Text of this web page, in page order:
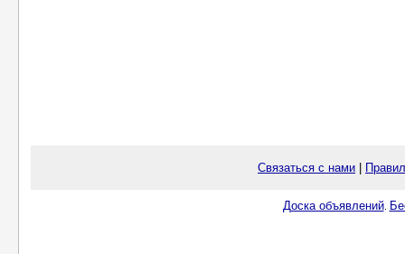
Связаться с нами
Доска объявлений.